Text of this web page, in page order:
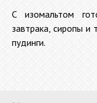
С изомальтом
завтрака, сиропы и
пудинги.